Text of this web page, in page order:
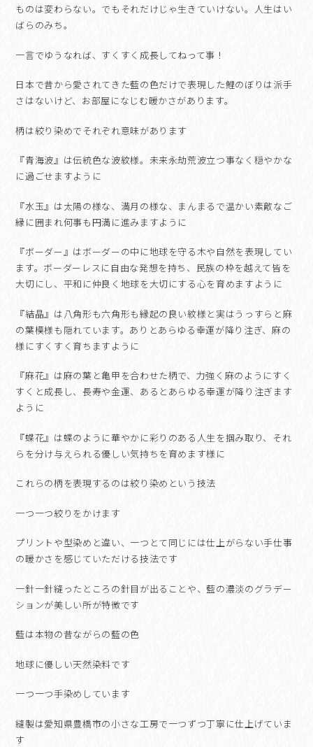
ものは変わらない。でもそれだけじゃ生きていけない。人生はい
ばらのみち。
一言でゆうなれば、すくすく成長してねって事！
日本で昔から愛されてきた藍の色だけで表現した鯉のぼりは派手
さはないけど、お部屋になじむ暖かさがあります。
柄は絞り染めでそれぞれ意味があります
『青海波』は伝統色な波紋様。未来永劫荒波立つ事なく穏やかな
に過ごせますように
『水玉』は太陽の様な、満月の様な、まんまるで温かい素敵なご
縁に囲まれ何事も円満に進みますように
『ボーダー』はボーダーの中に地球を守る木や自然を表現してい
ます。ボーダーレスに自由な発想を持ち、民族の枠を越えて皆を
大切にし、平和に仲良く地球を大切にする心を育めますように
『結晶』は八角形も六角形も縁起の良い紋様と実はうっすらと麻
の葉模様も隠れています。ありとあらゆる幸運が降り注ぎ、麻の
様にすくすく育ちますように
『麻花』は麻の葉と亀甲を合わせた柄で、力強く麻のようにすく
すくと成長し、長寿や金運、あるとあらゆる幸運が降り注ぎます
ように
『蝶花』は蝶のように華やかに彩りのある人生を掴み取り、それ
らを分け与えられる優しい気持ちを育めます様に
これらの柄を表現するのは絞り染めという技法
一つ一つ絞りをかけます
プリントや型染めと違い、一つとて同じには仕上がらない手仕事
の暖かさを感じていただける技法です
一針一針縫ったところの針目が出ることや、藍の濃淡のグラデー
ションが美しい所が特徴です
藍は本物の昔ながらの藍の色
地球に優しい天然染料です
一つ一つ手染めしています
縫製は愛知県豊橋市の小さな工房で一つずつ丁寧に仕上げていま
す